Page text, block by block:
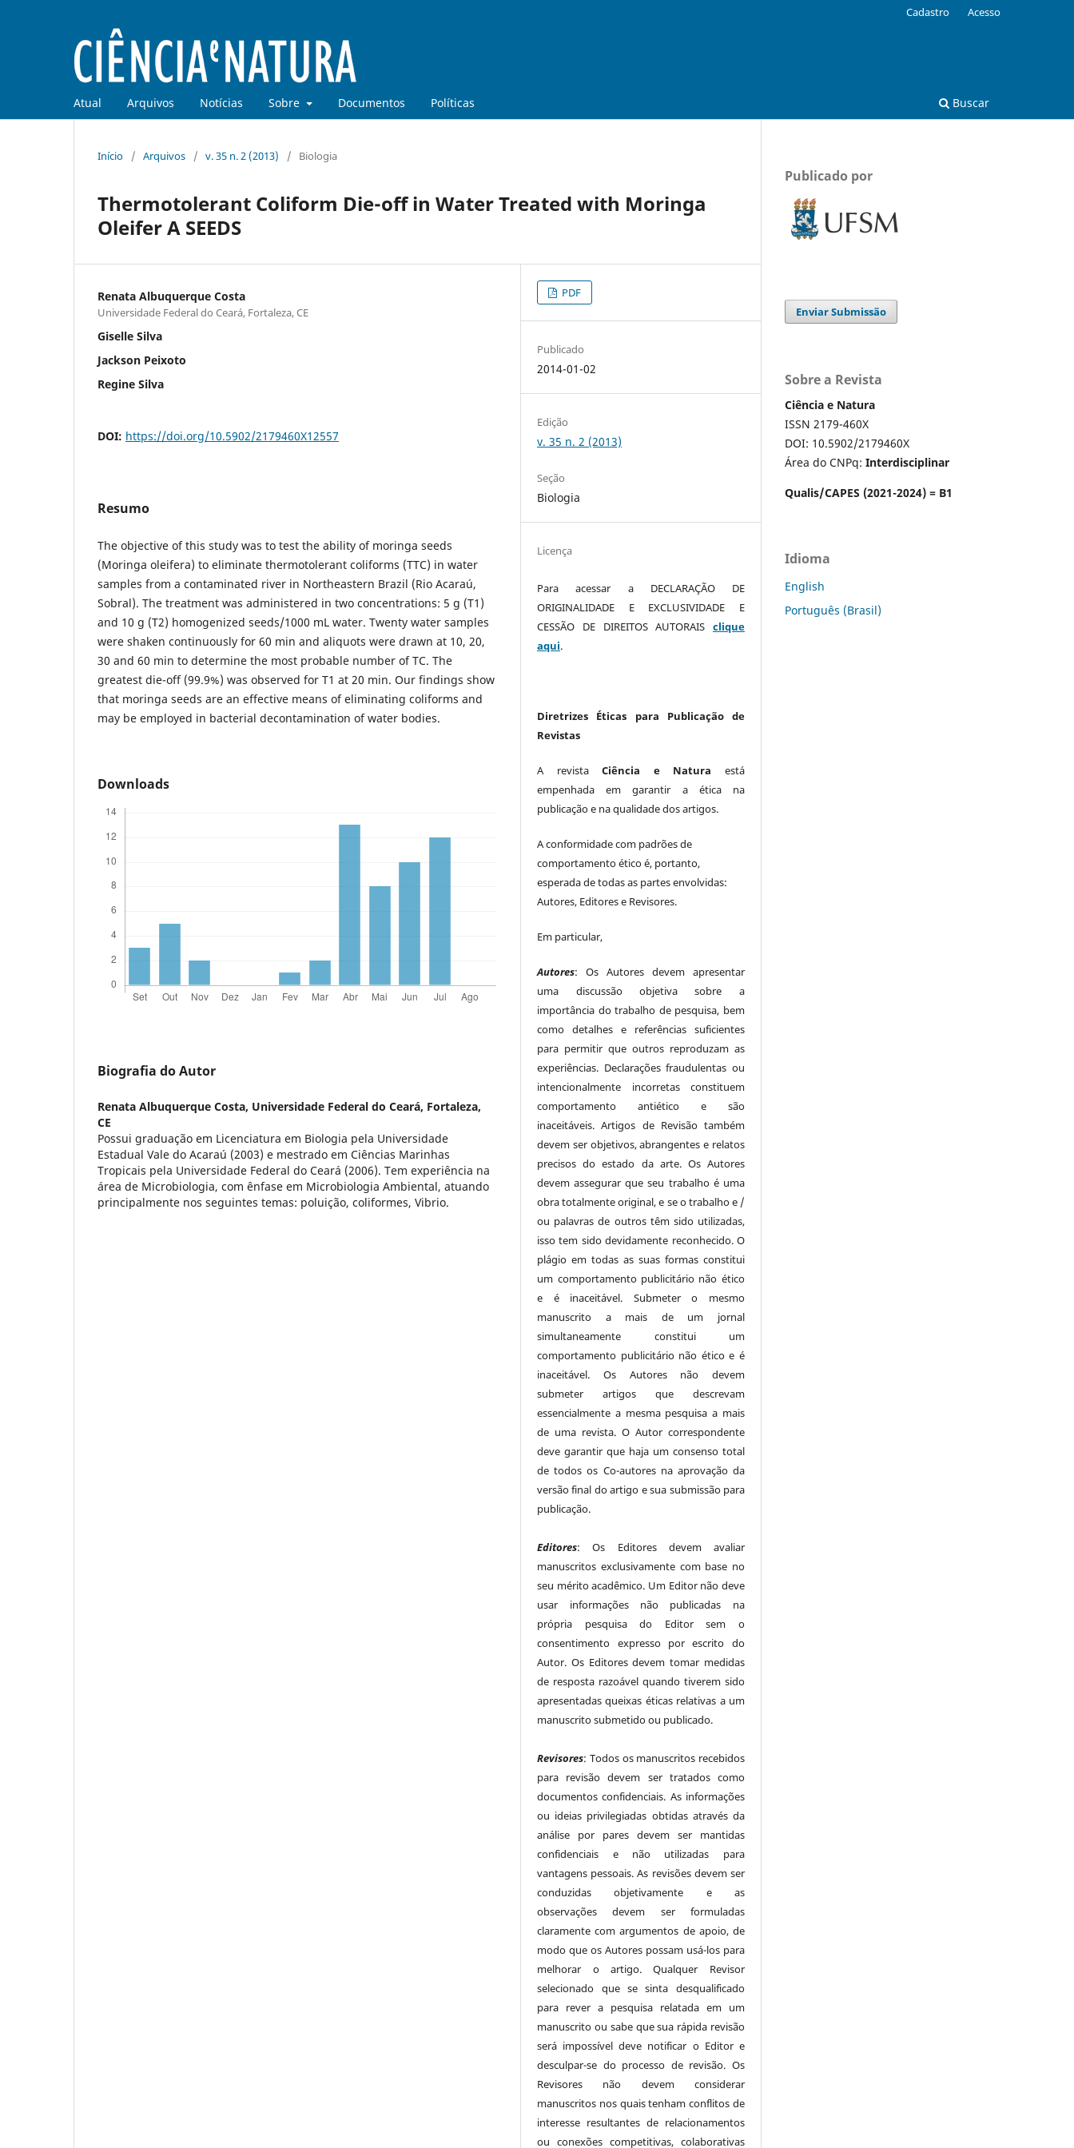
Atual Arquivos Notícias Sobre Documentos Políticas Buscar
Cadastro Acesso
Início / Arquivos / v. 35 n. 2 (2013) / Biologia
Thermotolerant Coliform Die-off in Water Treated with Moringa
Oleifer A SEEDS
Renata Albuquerque Costa
Universidade Federal do Ceará, Fortaleza, CE
Giselle Silva
Jackson Peixoto
Regine Silva
DOI: https://doi.org/10.5902/2179460X12557
Resumo
The objective of this study was to test the ability of moringa seeds
(Moringa oleifera) to eliminate thermotolerant coliforms (TTC) in water
samples from a contaminated river in Northeastern Brazil (Rio Acaraú,
Sobral). The treatment was administered in two concentrations: 5 g (T1)
and 10 g (T2) homogenized seeds/1000 mL water. Twenty water samples
were shaken continuously for 60 min and aliquots were drawn at 10, 20,
30 and 60 min to determine the most probable number of TC. The
greatest die-off (99.9%) was observed for T1 at 20 min. Our findings show
that moringa seeds are an effective means of eliminating coliforms and
may be employed in bacterial decontamination of water bodies.
Downloads
Biografia do Autor
Renata Albuquerque Costa, Universidade Federal do Ceará, Fortaleza,
CE
Possui graduação em Licenciatura em Biologia pela Universidade
Estadual Vale do Acaraú (2003) e mestrado em Ciências Marinhas
Tropicais pela Universidade Federal do Ceará (2006). Tem experiência na
área de Microbiologia, com ênfase em Microbiologia Ambiental, atuando
principalmente nos seguintes temas: poluição, coliformes, Vibrio.
PDF
Publicado
2014-01-02
Edição
v. 35 n. 2 (2013)
Seção
Biologia
Licença
Para acessar a DECLARAÇÃO DE
ORIGINALIDADE E EXCLUSIVIDADE E
CESSÃO DE DIREITOS AUTORAIS clique
aqui.
Diretrizes Éticas para Publicação de
Revistas
A revistaCiência e Natura está
empenhada em garantir a ética na
publicação e na qualidade dos artigos.
A conformidade com padrões de
comportamento ético é, portanto,
esperada de todas as partes envolvidas:
Autores, Editores e Revisores.
Em particular,
Autores: Os Autores devem apresentar
uma discussão objetiva sobre a
importância do trabalho de pesquisa, bem
como detalhes e referências suficientes
para permitir que outros reproduzam as
experiências. Declarações fraudulentas ou
intencionalmente incorretas constituem
comportamento antiético e são
inaceitáveis. Artigos de Revisão também
devem ser objetivos, abrangentes e relatos
precisos do estado da arte. Os Autores
devem assegurar que seu trabalho é uma
obra totalmente original, e se o trabalho e /
ou palavras de outros têm sido utilizadas,
isso tem sido devidamente reconhecido. O
plágio em todas as suas formas constitui
um comportamento publicitário não ético
e é inaceitável. Submeter o mesmo
manuscrito a mais de um jornal
simultaneamente constitui um
comportamento publicitário não ético e é
inaceitável. Os Autores não devem
submeter artigos que descrevam
essencialmente a mesma pesquisa a mais
de uma revista. O Autor correspondente
deve garantir que haja um consenso total
de todos os Co-autores na aprovação da
versão final do artigo e sua submissão para
publicação.
Editores: Os Editores devem avaliar
manuscritos exclusivamente com base no
seu mérito acadêmico. Um Editor não deve
usar informações não publicadas na
própria pesquisa do Editor sem o
consentimento expresso por escrito do
Autor. Os Editores devem tomar medidas
de resposta razoável quando tiverem sido
apresentadas queixas éticas relativas a um
manuscrito submetido ou publicado.
Revisores: Todos os manuscritos recebidos
para revisão devem ser tratados como
documentos confidenciais. As informações
ou ideias privilegiadas obtidas através da
análise por pares devem ser mantidas
confidenciais e não utilizadas para
vantagens pessoais. As revisões devem ser
conduzidas objetivamente e as
observações devem ser formuladas
claramente com argumentos de apoio, de
modo que os Autores possam usá-los para
melhorar o artigo. Qualquer Revisor
selecionado que se sinta desqualificado
para rever a pesquisa relatada em um
manuscrito ou sabe que sua rápida revisão
será impossível deve notificar o Editor e
desculpar-se do processo de revisão. Os
Revisores não devem considerar
manuscritos nos quais tenham conflitos de
interesse resultantes de relacionamentos
ou conexões competitivas, colaborativas
Publicado por
Enviar Submissão
Sobre a Revista
Ciência e Natura
ISSN 2179-460X
DOI: 10.5902/2179460X
Área do CNPq: Interdisciplinar
Qualis/CAPES (2021-2024) = B1
Idioma
English
Português (Brasil)